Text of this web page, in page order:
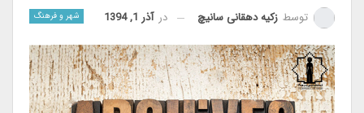
شهر و فرهنگ توسطزکیه دهقانی سانیچ درآذر 1, 1394